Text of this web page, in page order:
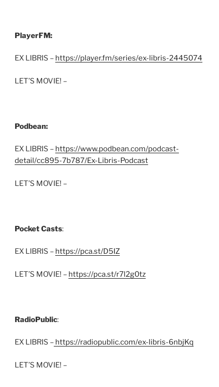
PlayerFM:
EX LIBRIS – https://player.fm/series/ex-libris-2445074
LET’S MOVIE! –
Podbean:
EX LIBRIS – https://www.podbean.com/podcast-
detail/cc895-7b787/Ex-Libris-Podcast
LET’S MOVIE! –
Pocket Casts:
EX LIBRIS – https://pca.st/D5IZ
LET’S MOVIE! – https://pca.st/r7l2g0tz
RadioPublic:
EX LIBRIS – https://radiopublic.com/ex-libris-6nbjKq
LET’S MOVIE! –